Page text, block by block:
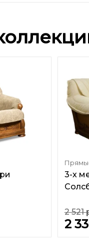
3-х
2 521
2